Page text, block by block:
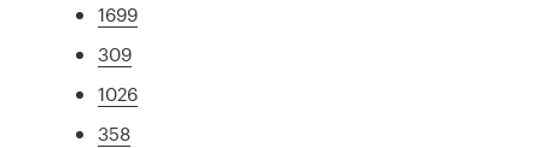
1699
309
1026
358